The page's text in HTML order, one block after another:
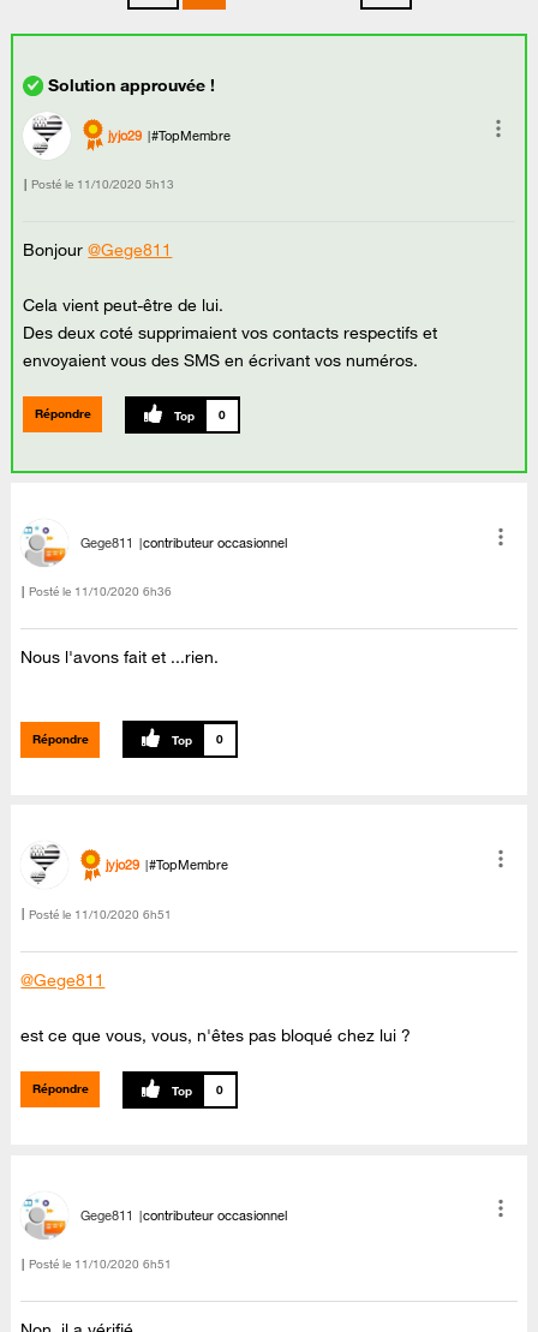
jyjo29 #TopMembre
Posté le ‎11/10/2020 5h13
Bonjour@Gege811
Cela vient peut-être de lui.
Des deux coté supprimaient vos contacts respectifs et
envoyaient vous des SMS en écrivant vos numéros.
Répondre 0
Gege811 contributeur occasionnel
Posté le ‎11/10/2020 6h36
Nous l'avons fait et ...rien.
Répondre 0
jyjo29 #TopMembre
Posté le ‎11/10/2020 6h51
@Gege811
est ce que vous, vous, n'êtes pas bloqué chez lui ?
Répondre 0
Gege811 contributeur occasionnel
Posté le ‎11/10/2020 6h51